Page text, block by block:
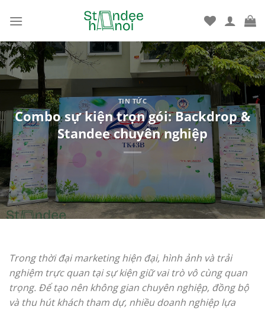
qua
dung
TIN TỨC
Combo sự kiện trọn gói: Backdrop &
Standee chuyên nghiệp
Trong thời đại marketing hiện đại, hình ảnh và trải
nghiệm trực quan tại sự kiện giữ vai trò vô cùng quan
trọng. Để tạo nên không gian chuyên nghiệp, đồng bộ
và thu hút khách tham dự, nhiều doanh nghiệp lựa